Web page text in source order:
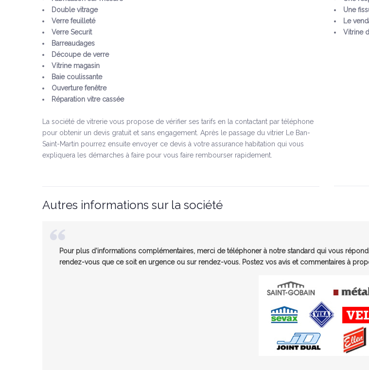
Double vitrage
Verre feuilleté
Verre Securit
Barreaudages
Découpe de verre
Vitrine magasin
Baie coulissante
Ouverture fenêtre
Réparation vitre cassée
La société de vitrerie vous propose de vérifier ses tarifs en la contactant par téléphone
pour obtenir un devis gratuit et sans engagement. Après le passage du vitrier Le Ban-
Saint-Martin pourrez ensuite envoyer ce devis à votre assurance habitation qui vous
expliquera les démarches à faire pour vous faire rembourser rapidement.
Une
Le
Vitrine
Autres informations sur la société
Pour plus d'informations complémentaires, merci de téléphoner à notre standard qui vous
rendez-vous que ce soit en urgence ou sur rendez-vous. Postez vos avis et commentaires à